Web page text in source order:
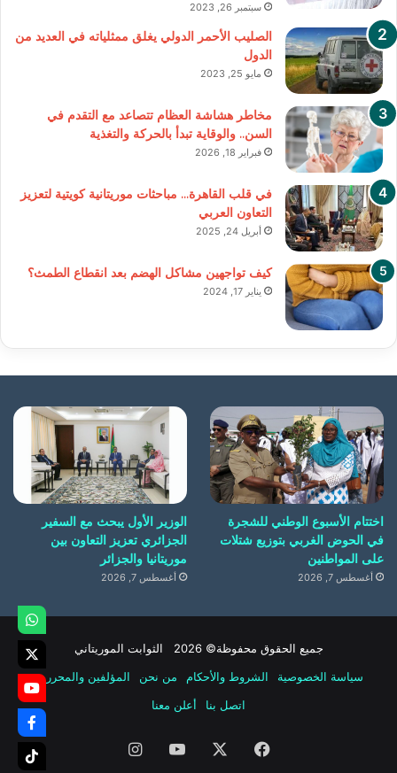
سبتمبر 26, 2023
الصليب الأحمر الدولي يغلق ممثلياته في العديد من
الدول
مايو 25, 2023
مخاطر هشاشة العظام تتصاعد مع التقدم في
السن.. والوقاية تبدأ بالحركة والتغذية
فبراير 18, 2026
في قلب القاهرة… مباحثات موريتانية كويتية لتعزيز
التعاون العربي
أبريل 24, 2025
كيف تواجهين مشاكل الهضم ‫بعد انقطاع الطمث؟
يناير 17, 2024
اختتام الأسبوع الوطني للشجرة
في الحوض الغربي بتوزيع شتلات
على المواطنين
أغسطس 7, 2026
الوزير الأول يبحث مع السفير
الجزائري تعزيز التعاون بين
موريتانيا والجزائر
أغسطس 7, 2026
جميع الحقوق محفوظة© 2026 الثوابت الموريتاني
سياسة الخصوصية
الشروط والأحكام من نحن
المؤلفين والمحررين
اتصل بنا
أعلن معنا
فيسبوك ‫YouTubeانستقرام